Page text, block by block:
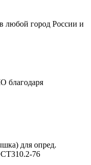
любой город России и
благодаря
для опред.
76